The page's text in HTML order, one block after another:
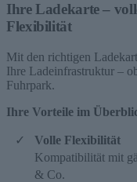
Ihre Ladekarte –
Flexibilität
Mit den richtigen
Ihre Ladeinfrastruktur –
Fuhrpark.
Ihre Vorteile im
Volle Flexibilität
Kompatibilität mit
& Co.